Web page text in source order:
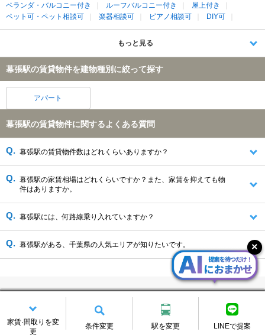
家賃·間取りを変
更
条件変更 駅を変更 LINEで提案
ベランダ・バルコニー付き
ルーフバルコニー付き
屋上付き
ペット可・ペット相談可
楽器相談可 ピアノ相談可 DIY可
もっと見る
幕張駅の賃貸物件を建物種別に絞って探す
アパート
幕張駅の賃貸物件に関するよくある質問
幕張駅の賃貸物件数はどれくらいありますか？
幕張駅の家賃相場はどれくらいですか？また、家賃を抑えても物
件はありますか。
幕張駅には、何路線乗り入れていますか？
幕張駅がある、千葉県の人気エリアが知りたいです。